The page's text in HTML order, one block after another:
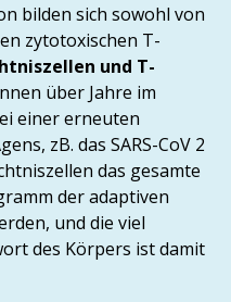
bilden sich sowohl von
zytotoxischen T-
und T-
über Jahre im
einer erneuten
zB. das SARS-CoV 2
das gesamte
der adaptiven
und die viel
des Körpers ist damit